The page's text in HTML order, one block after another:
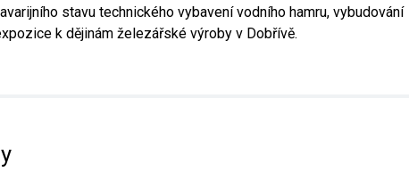
stavu technického vybavení vodního hamru, vybudování
k dějinám železářské výroby v Dobřívě.